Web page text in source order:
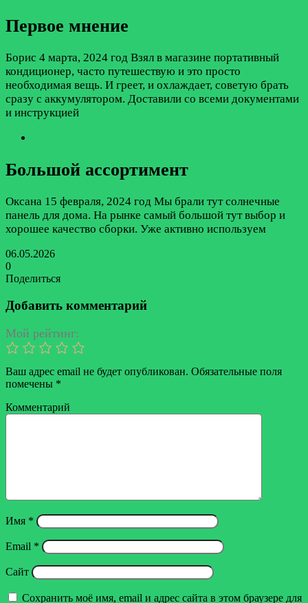
Первое мнение
Борис 4 марта, 2024 год Взял в магазине портативный
кондиционер, часто путешествую и это просто
необходимая вещь. И греет, и охлаждает, советую брать
сразу с аккумулятором. Доставили со всеми документами
и инструкцией
Большой ассортимент
Оксана 15 февраля, 2024 год Мы брали тут солнечные
панель для дома. На рынке самый большой тут выбор и
хорошее качество сборки. Уже активно используем
06.05.2026
0
Поделиться
через
электронную
почту
Добавить комментарий
Мой рейтинг:
Ваш адрес email не будет опубликован. Обязательные поля
помечены *
Комментарий
Имя *
Email *
Сайт
Сохранить моё имя, email и адрес сайта в этом браузере для